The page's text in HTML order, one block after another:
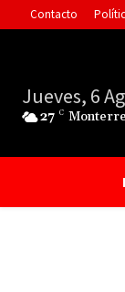
Contacto
Jueves, 6
27 C